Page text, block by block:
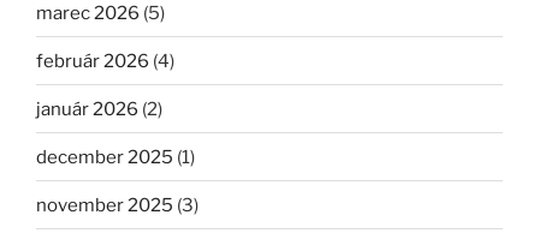
marec 2026 (5)
február 2026 (4)
január 2026 (2)
december 2025 (1)
november 2025 (3)